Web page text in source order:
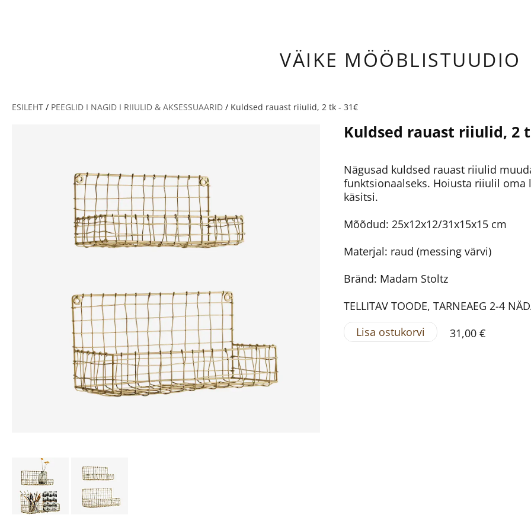
VÄIKE MÖÖBLISTUUDIO
ESILEHT / PEEGLID I NAGID I RIIULID & AKSESSUAARID / Kuldsed rauast riiulid, 2 tk - 31€
Kuldsed rauast riiulid, 2
Nägusad kuldsed rauast riiulid
funktsionaalseks. Hoiusta riiulil
käsitsi.
Mõõdud: 25x12x12/31x15x15 cm
Materjal: raud (messing värvi)
Bränd: Madam Stoltz
TELLITAV TOODE, TARNEAEG 2-4
Lisa ostukorvi
31,00 €